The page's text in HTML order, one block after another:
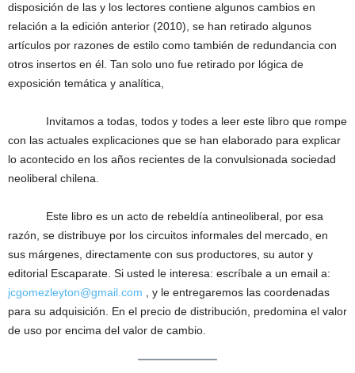
disposición de las y los lectores contiene algunos cambios en
relación a la edición anterior (2010), se han retirado algunos
artículos por razones de estilo como también de redundancia con
otros insertos en él. Tan solo uno fue retirado por lógica de
exposición temática y analítica,
Invitamos a todas, todos y todes a leer este libro que rompe
con las actuales explicaciones que se han elaborado para explicar
lo acontecido en los años recientes de la convulsionada sociedad
neoliberal chilena.
Este libro es un acto de rebeldía antineoliberal, por esa
razón, se distribuye por los circuitos informales del mercado, en
sus márgenes, directamente con sus productores, su autor y
editorial Escaparate. Si usted le interesa: escríbale a un email a:
jcgomezleyton@gmail.com , y le entregaremos las coordenadas
para su adquisición. En el precio de distribución, predomina el valor
de uso por encima del valor de cambio.